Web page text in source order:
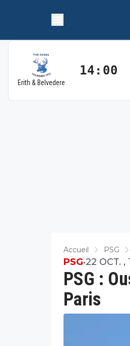
Erith & Belvedere
14:00
Accueil PSG
PSG :
Paris
PSG•22 OCT. ,